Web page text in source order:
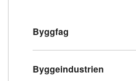
Byggfag
Byggeindustrien